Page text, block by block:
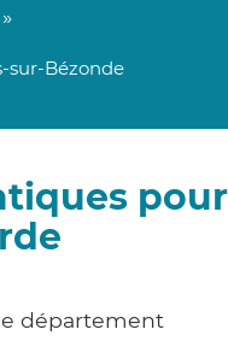
sur-Bézonde
pour
département